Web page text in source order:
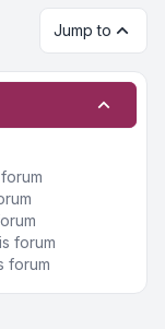
Jump to
forum
forum